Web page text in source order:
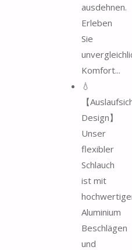
ausdehnen.
Erleben
Sie
Komfort...
💧
【
Design】
Unser
flexibler
Schlauch
ist mit
Aluminium
Beschlägen
und